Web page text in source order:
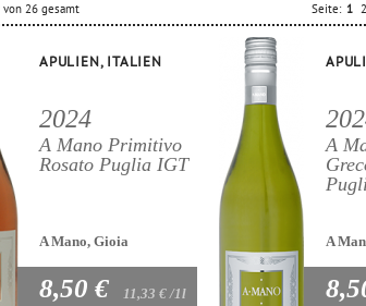
26 gesamt Seite: 1 2
APULIEN, ITALIEN
2024
A Mano Primitivo
Rosato Puglia IGT
A Mano, Gioia
8,50 € 11,33 € /1l
A
A